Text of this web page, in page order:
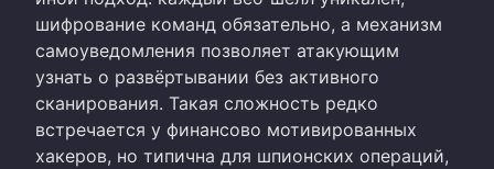
шифрование команд обязательно, а механизм
самоуведомления позволяет атакующим
узнать о развёртывании без активного
сканирования. Такая сложность редко
встречается у финансово мотивированных
хакеров, но типична для шпионских операций,